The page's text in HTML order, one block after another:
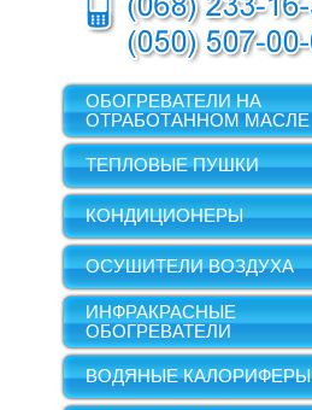
ОБОГРЕВАТЕЛИ НА
ОТРАБОТАННОМ МАСЛЕ
ТЕПЛОВЫЕ ПУШКИ
КОНДИЦИОНЕРЫ
ОСУШИТЕЛИ ВОЗДУХА
ИНФРАКРАСНЫЕ
ОБОГРЕВАТЕЛИ
ВОДЯНЫЕ КАЛОРИФЕРЫ